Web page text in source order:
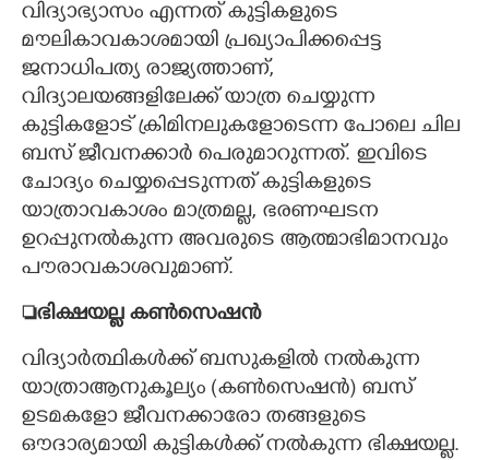
വിദ്യാഭ്യാസം എന്നത് കുട്ടികളുടെ
മൗലികാവകാശമായി പ്രഖ്യാപിക്കപ്പെട്ട
ജനാധിപത്യ രാജ്യത്താണ്,
വിദ്യാലയങ്ങളിലേക്ക് യാത്ര ചെയ്യുന്ന
കുട്ടികളോട് ക്രിമിനലുകളോടെന്ന പോലെ ചില
ബസ് ജീവനക്കാർ പെരുമാറുന്നത്. ഇവിടെ
ചോദ്യം ചെയ്യപ്പെടുന്നത് കുട്ടികളുടെ
യാത്രാവകാശം മാത്രമല്ല, ഭരണഘടന
ഉറപ്പുനൽകുന്ന അവരുടെ ആത്മാഭിമാനവും
പൗരാവകാശവുമാണ്.
ഭിക്ഷയല്ല കൺസെഷൻ
വിദ്യാർത്ഥികൾക്ക് ബസുകളിൽ നൽകുന്ന
യാത്രാആനുകൂല്യം (കൺസെഷൻ) ബസ്
ഉടമകളോ ജീവനക്കാരോ തങ്ങളുടെ
ഔദാര്യമായി കുട്ടികൾക്ക് നൽകുന്ന ഭിക്ഷയല്ല.